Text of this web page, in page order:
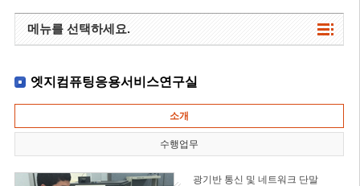
메뉴를 선택하세요.
엣지컴퓨팅응용서비스연구실
소개
수행업무
광기반 통신 및 네트워크 단말